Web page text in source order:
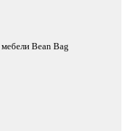
Bean Bag